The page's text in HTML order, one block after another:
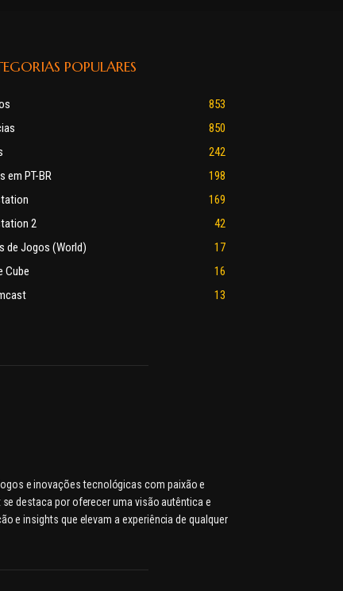
POPULARES
853
850
242
em PT-BR
198
169
2
42
de Jogos (World)
17
Cube
16
13
e inovações tecnológicas com paixão e
destaca por oferecer uma visão autêntica e
e insights que elevam a experiência de qualquer